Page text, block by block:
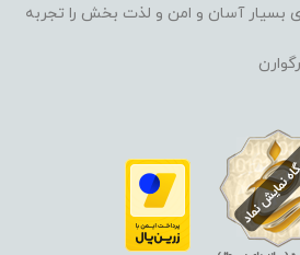
بسیار آسان و امن و لذت بخش را تجربه